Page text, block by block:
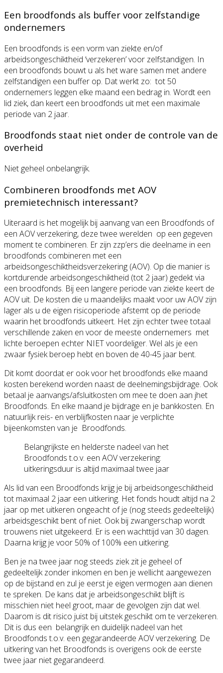
Een broodfonds als buffer voor zelfstandige
ondernemers
Een broodfonds is een vorm van ziekte en/of
arbeidsongeschiktheid ‘verzekeren’ voor zelfstandigen. In
een broodfonds bouwt u als het ware samen met andere
zelfstandigen een buffer op. Dat werkt zo: tot 50
ondernemers leggen elke maand een bedrag in. Wordt een
lid ziek, dan keert een broodfonds uit met een maximale
periode van 2 jaar.
Broodfonds staat niet onder de controle van de
overheid
Niet geheel onbelangrijk.
Combineren broodfonds met AOV
premietechnisch interessant?
Uiteraard is het mogelijk bij aanvang van een Broodfonds of
een AOV verzekering, deze twee werelden op een gegeven
moment te combineren. Er zijn zzp’ers die deelname in een
broodfonds combineren met een
arbeidsongeschiktheidsverzekering (AOV). Op die manier is
kortdurende arbeidsongeschiktheid (tot 2 jaar) gedekt via
een broodfonds. Bij een langere periode van ziekte keert de
AOV uit. De kosten die u maandelijks maakt voor uw AOV zijn
lager als u de eigen risicoperiode afstemt op de periode
waarin het broodfonds uitkeert. Het zijn echter twee totaal
verschillende zaken en voor de meeste ondernemers met
lichte beroepen echter NIET voordeliger. Wel als je een
zwaar fysiek beroep hebt en boven de 40-45 jaar bent.
Dit komt doordat er ook voor het broodfonds elke maand
kosten berekend worden naast de deelnemingsbijdrage. Ook
betaal je aanvangs/afsluitkosten om mee te doen aan jhet
Broodfonds. En elke maand je bijdrage en je bankkosten. En
natuurlijk reis- en verblijfkosten naar je verplichte
bijeenkomsten van je Broodfonds.
Belangrijkste en helderste nadeel van het
Broodfonds t.o.v. een AOV verzekering:
uitkeringsduur is altijd maximaal twee jaar
Als lid van een Broodfonds krijg je bij arbeidsongeschiktheid
tot maximaal 2 jaar een uitkering. Het fonds houdt altijd na 2
jaar op met uitkeren ongeacht of je (nog steeds gedeeltelijk)
arbeidsgeschikt bent of niet. Ook bij zwangerschap wordt
trouwens niet uitgekeerd. Er is een wachttijd van 30 dagen.
Daarna krijg je voor 50% of 100% een uitkering.
Ben je na twee jaar nog steeds ziek zit je geheel of
gedeeltelijk zonder inkomen en ben je wellicht aangewezen
op de bijstand en zul je eerst je eigen vermogen aan dienen
te spreken. De kans dat je arbeidsongeschikt blijft is
misschien niet heel groot, maar de gevolgen zijn dat wel.
Daarom is dit risico juist bij uitstek geschikt om te verzekeren.
Dit is dus een belangrijk en duidelijk nadeel van het
Broodfonds t.o.v. een gegarandeerde AOV verzekering. De
uitkering van het Broodfonds is overigens ook de eerste
twee jaar niet gegarandeerd.